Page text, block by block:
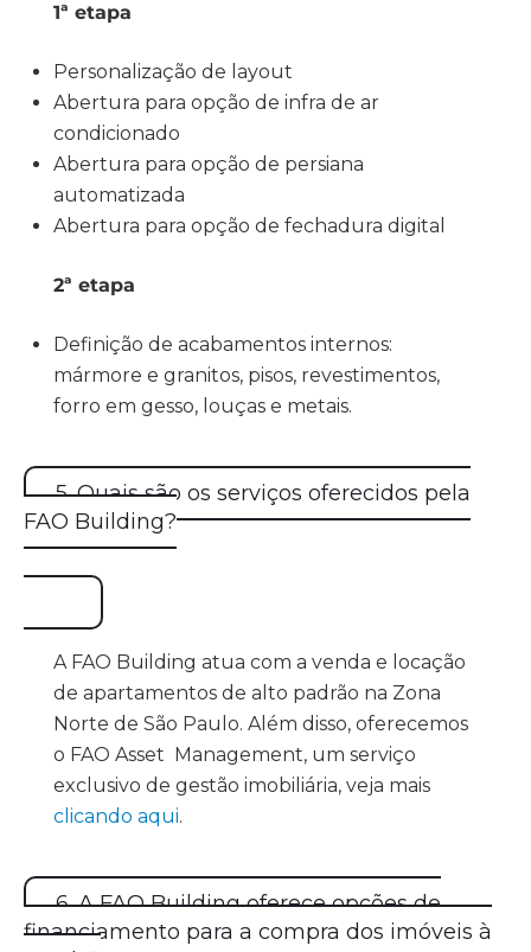
1ª etapa
Personalização de layout
Abertura para opção de infra de ar
condicionado
Abertura para opção de persiana
automatizada
Abertura para opção de fechadura digital
2ª etapa
Definição de acabamentos internos:
mármore e granitos, pisos, revestimentos,
forro em gesso, louças e metais.
5. Quais são os serviços oferecidos pela
FAO Building?
A FAO Building atua com a venda e locação
de apartamentos de alto padrão na Zona
Norte de São Paulo. Além disso, oferecemos
o FAO Asset Management, um serviço
exclusivo de gestão imobiliária, veja mais
clicando aqui.
6. A FAO Building oferece opções de
financiamento para a compra dos imóveis à